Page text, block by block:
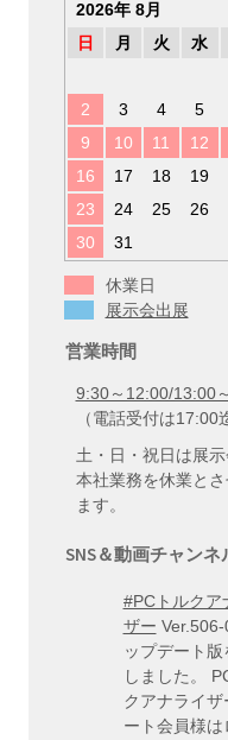
2026年 8月
日
月 火 水
2
3 4 5
9
10 11 12
16
17 18 19
23
24 25 26
30
31
休業日
展示会出展
営業時間
9:30～12:00/13:00
（電話受付は17:00
土・日・祝日は展
本社業務を休業と
ます。
SNS＆動画チャンネ
#PCトルクア
ザー
ップデート版
しました。
クアナライザ
ート会員様は